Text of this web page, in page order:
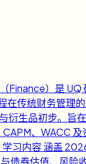
Finance）是 UQ
在传统财务管理
衍生品初步。旨
、WACC
习内容 涵盖
债券估值、风险